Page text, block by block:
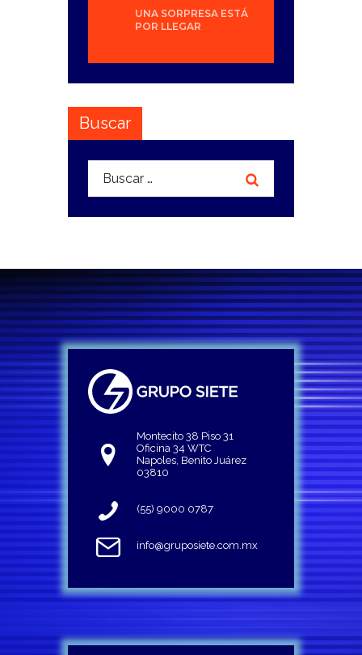
UNA SORPRESA ESTÁ
POR LLEGAR
Buscar
Buscar:
Montecito 38 Piso 31
Oficina 34 WTC
Napoles, Benito Juárez
03810
(55) 9000 0787
info@gruposiete.com.mx